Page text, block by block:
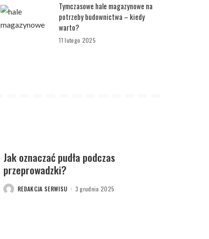
Tymczasowe hale magazynowe na
potrzeby budownictwa – kiedy
warto?
11 lutego 2025
Jak oznaczać pudła podczas
przeprowadzki?
POSTEDREDAKCJA SERWISU 3 grudnia 2025